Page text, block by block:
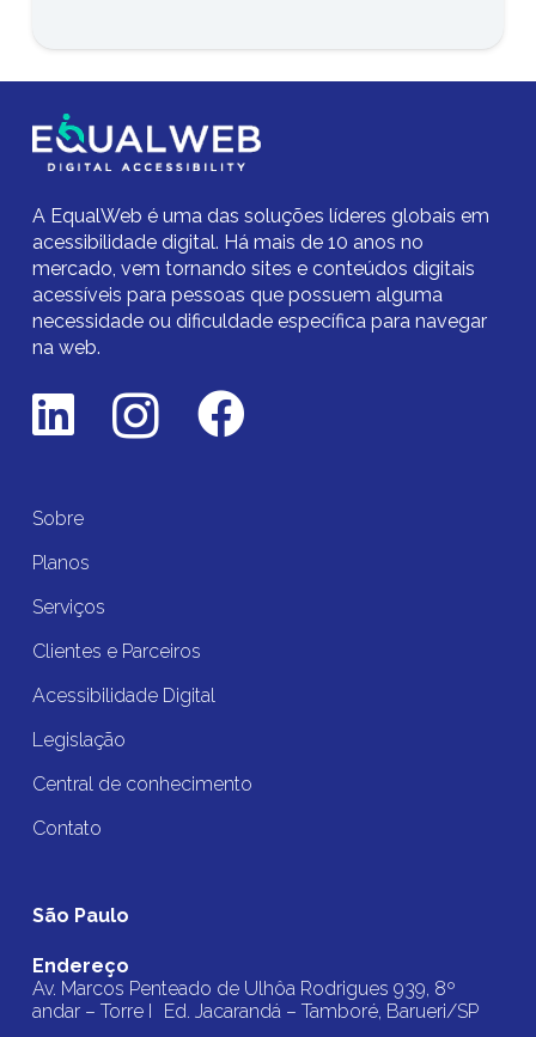
A EqualWeb é uma das soluções líderes globais em
acessibilidade digital. Há mais de 10 anos no
mercado, vem tornando sites e conteúdos digitais
acessíveis para pessoas que possuem alguma
necessidade ou dificuldade específica para navegar
na web.
Sobre
Planos
Serviços
Clientes e Parceiros
Acessibilidade Digital
Legislação
Central de conhecimento
Contato
São Paulo
Endereço
Av. Marcos Penteado de Ulhôa Rodrigues 939, 8º
andar – Torre I Ed. Jacarandá – Tamboré, Barueri/SP